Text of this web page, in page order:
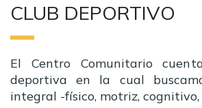
CLUB DEPORTIVO
El Centro Comunitario
deportiva en la cual
integral -físico, motriz,